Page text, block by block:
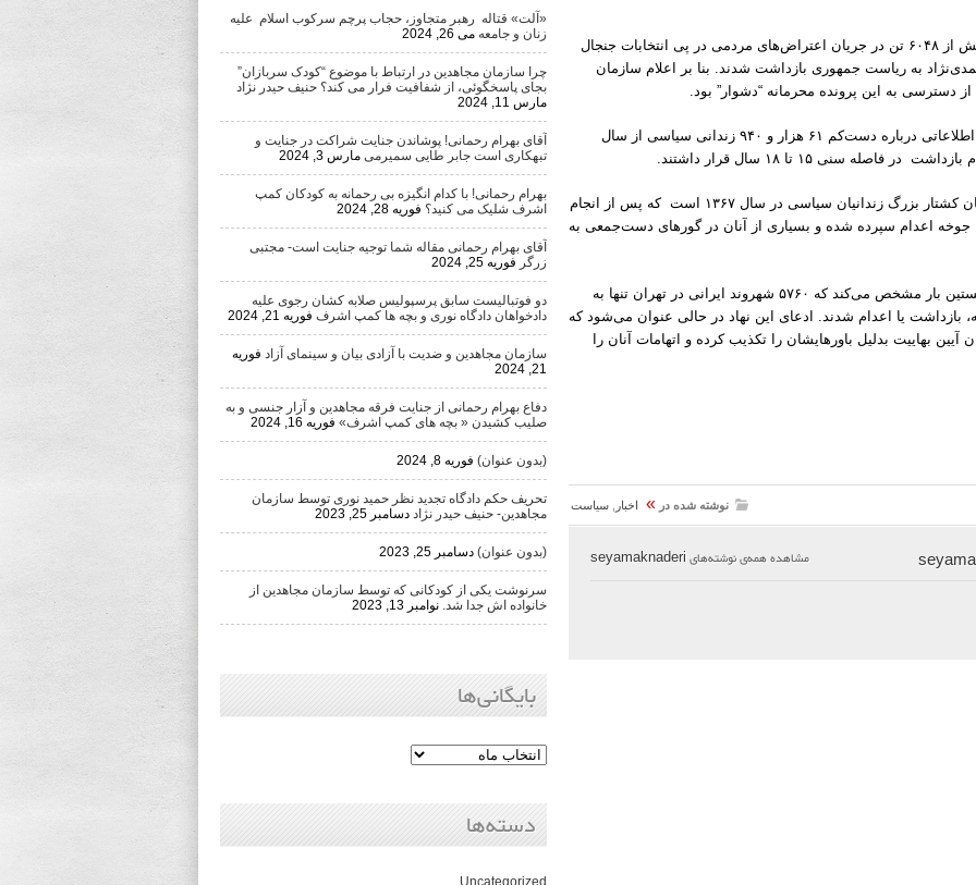
این پرونده برای نخستین بار تائید می‌کند که بیش از ۶۰۴۸ تن در جریان اعتراض‌های مردمی در پی انتخابات جنجال
احمدی‌نژاد به ریاست جمهوری بازداشت شدند. بنا بر اعلام سازمان
دسترسی به این پرونده محرمانه “دشوار” بود.
همچنین پرونده داده‌های دستگاه قضایی حاوی اطلاعاتی درباره دست‌کم ۶۱ هزار و ۹۴۰ زندانی سیاسی از سال
این پرونده همچنین حاوی نام شماری از قربانیان کشتار بزرگ زندانیان سیاسی در سال ۱۳۶۷ است که پس از انجام
جوخه اعدام سپرده شده و بسیاری از آنان در گورهای دست‌جمعی به
پرونده داده‌های دستگاه قضایی ایران برای نخستین بار مشخص می‌کند که ۵۷۶۰ شهروند ایرانی در تهران تنها به
بازداشت یا اعدام شدند. ادعای این نهاد در حالی عنوان می‌شود که
بهاییت بدلیل باورهایشان را تکذیب کرده و اتهامات آنان را
نوشته شده در » اخبار سیاست
مشاهده همه‌ی نوشته‌های seyamaknaderi
«آلت» قتاله رهبر متجاوز، حجاب پرچم سرکوب اسلام علیه
زنان و جامعه می 26, 2024
چرا سازمان مجاهدین در ارتباط با موضوع “کودک سربازان”
بجای پاسخگوئی، از شفافیت فرار می کند؟ حنیف حیدر نژاد
مارس 11, 2024
آقای بهرام رحمانی! پوشاندن جنایت شراکت در جنایت و
تبهکاری است جابر طایی سمیرمی مارس 3, 2024
بهرام رحمانی! با کدام انگیزه بی رحمانه به کودکان کمپ
اشرف شلیک می کنید؟ فوریه 28, 2024
آقای بهرام رحمانی مقاله شما توجیه جنایت است- مجتبی
زرگر فوریه 25, 2024
دو فوتبالیست سابق پرسپولیس صلابه کشان رجوی علیه
دادخواهان دادگاه نوری و بچه ها کمپ اشرف فوریه 21, 2024
سازمان مجاهدین و ضدیت با آزادی بیان و سینمای آزاد فوریه
21, 2024
دفاع بهرام رحمانی از جنایت فرقه مجاهدین و آزار جنسی و به
صلیب کشیدن « بچه های کمپ اشرف» فوریه 16, 2024
(بدون عنوان) فوریه 8, 2024
تحریف حکم دادگاه تجدید نظر حمید نوری توسط سازمان
مجاهدین- حنیف حیدر نژاد دسامبر 25, 2023
(بدون عنوان) دسامبر 25, 2023
سرنوشت یکی از کودکانی که توسط سازمان مجاهدین از
خانواده اش جدا شد. نوامبر 13, 2023
بایگانی‌ها
دسته‌ها
Uncategorized